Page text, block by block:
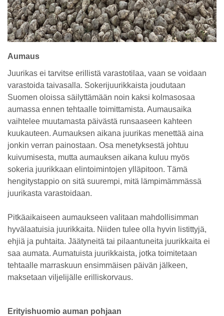
Aumaus
Juurikas ei tarvitse erillistä varastotilaa, vaan se voidaan
varastoida taivasalla. Sokerijuurikkaista joudutaan
Suomen oloissa säilyttämään noin kaksi kolmasosaa
aumassa ennen tehtaalle toimittamista. Aumausaika
vaihtelee muutamasta päivästä runsaaseen kahteen
kuukauteen. Aumauksen aikana juurikas menettää aina
jonkin verran painostaan. Osa menetyksestä johtuu
kuivumisesta, mutta aumauksen aikana kuluu myös
sokeria juurikkaan elintoimintojen ylläpitoon. Tämä
hengitystappio on sitä suurempi, mitä lämpimämmässä
juurikasta varastoidaan.
Pitkäaikaiseen aumaukseen valitaan mahdollisimman
hyvälaatuisia juurikkaita. Niiden tulee olla hyvin listittyjä,
ehjiä ja puhtaita. Jäätyneitä tai pilaantuneita juurikkaita ei
saa aumata. Aumatuista juurikkaista, jotka toimitetaan
tehtaalle marraskuun ensimmäisen päivän jälkeen,
maksetaan viljelijälle erilliskorvaus.
Erityishuomio auman pohjaan